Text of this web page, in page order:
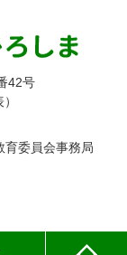
42号
育委員会事務局